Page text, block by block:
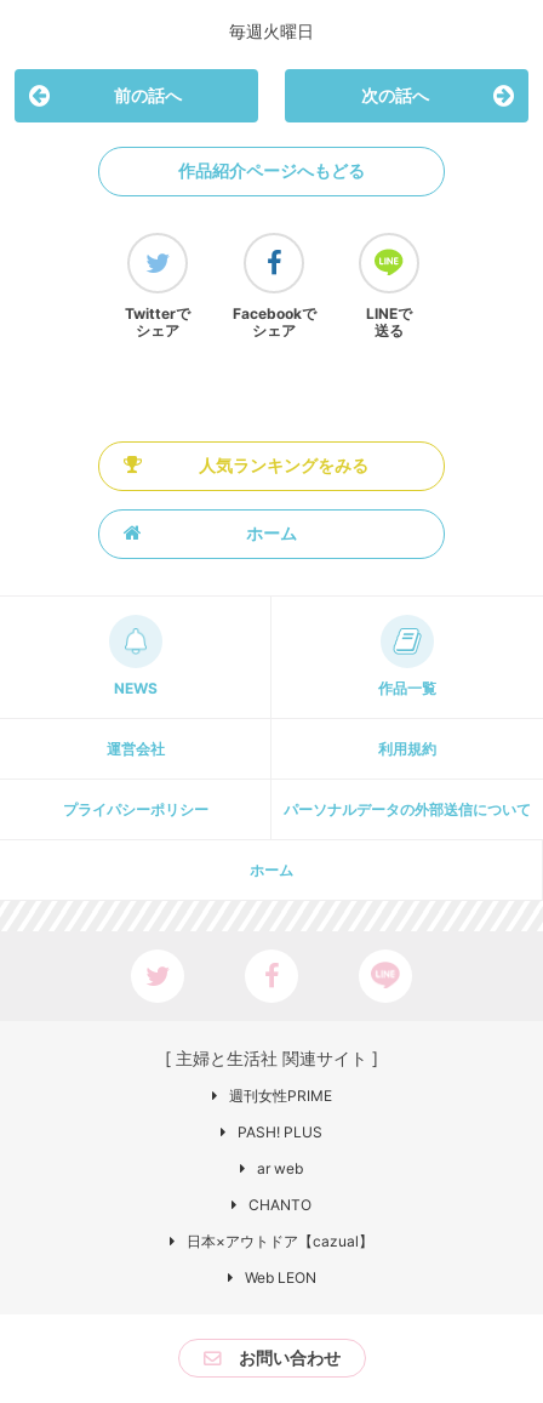
毎週火曜日
前の話へ 次の話へ
作品紹介ページへもどる
Twitterで
シェア
Facebookで
シェア
LINEで
送る
人気ランキングをみる
ホーム
NEWS 作品一覧
運営会社 利用規約
プライパシーポリシー パーソナルデータの外部送信について
ホーム
[ 主婦と生活社 関連サイト ]
週刊女性PRIME
PASH! PLUS
ar web
CHANTO
日本×アウトドア【cazual】
Web LEON
お問い合わせ